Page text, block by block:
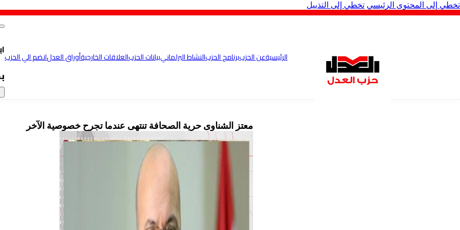
تخطي إلى المحتوى الرئيسي تخطي إلى التذييل
الرئيسيةعن الحزببرنامج الحزبالنشاط البرلمانيبيانات الحزبالعلاقات الخارجيةأوراق العدلانضم الي الحزب
معتز الشناوى حرية الصحافة تنتهى عندما تجرح خصوصية الآخر